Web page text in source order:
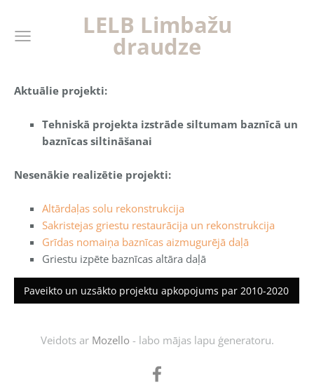
LELB Limbažu
draudze
Aktuālie projekti:
Tehniskā projekta izstrāde siltumam baznīcā un
baznīcas siltināšanai
Nesenākie realizētie projekti:
Altārdaļas solu rekonstrukcija
Sakristejas griestu restaurācija un rekonstrukcija
Grīdas nomaiņa baznīcas aizmugurējā daļā
Griestu izpēte baznīcas altāra daļā
Paveikto un uzsākto projektu apkopojums par 2010-2020
Veidots ar Mozello - labo mājas lapu ģeneratoru.